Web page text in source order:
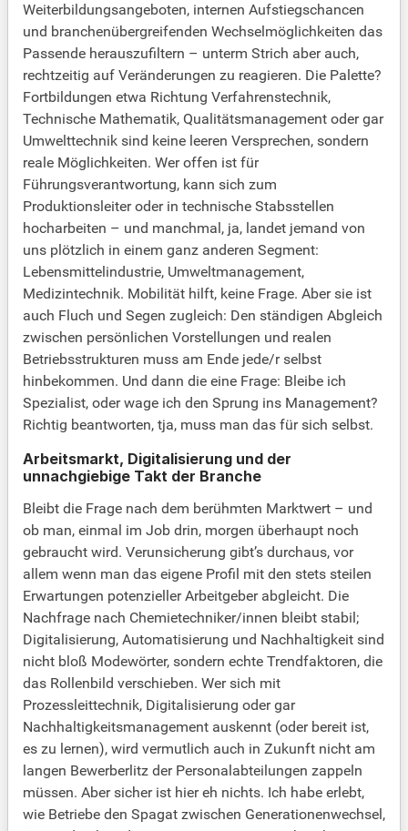
Weiterbildungsangeboten, internen Aufstiegschancen
und branchenübergreifenden Wechselmöglichkeiten das
Passende herauszufiltern – unterm Strich aber auch,
rechtzeitig auf Veränderungen zu reagieren. Die Palette?
Fortbildungen etwa Richtung Verfahrenstechnik,
Technische Mathematik, Qualitätsmanagement oder gar
Umwelttechnik sind keine leeren Versprechen, sondern
reale Möglichkeiten. Wer offen ist für
Führungsverantwortung, kann sich zum
Produktionsleiter oder in technische Stabsstellen
hocharbeiten – und manchmal, ja, landet jemand von
uns plötzlich in einem ganz anderen Segment:
Lebensmittelindustrie, Umweltmanagement,
Medizintechnik. Mobilität hilft, keine Frage. Aber sie ist
auch Fluch und Segen zugleich: Den ständigen Abgleich
zwischen persönlichen Vorstellungen und realen
Betriebsstrukturen muss am Ende jede/r selbst
hinbekommen. Und dann die eine Frage: Bleibe ich
Spezialist, oder wage ich den Sprung ins Management?
Richtig beantworten, tja, muss man das für sich selbst.
Arbeitsmarkt, Digitalisierung und der
unnachgiebige Takt der Branche
Bleibt die Frage nach dem berühmten Marktwert – und
ob man, einmal im Job drin, morgen überhaupt noch
gebraucht wird. Verunsicherung gibt’s durchaus, vor
allem wenn man das eigene Profil mit den stets steilen
Erwartungen potenzieller Arbeitgeber abgleicht. Die
Nachfrage nach Chemietechniker/innen bleibt stabil;
Digitalisierung, Automatisierung und Nachhaltigkeit sind
nicht bloß Modewörter, sondern echte Trendfaktoren, die
das Rollenbild verschieben. Wer sich mit
Prozessleittechnik, Digitalisierung oder gar
Nachhaltigkeitsmanagement auskennt (oder bereit ist,
es zu lernen), wird vermutlich auch in Zukunft nicht am
langen Bewerberlitz der Personalabteilungen zappeln
müssen. Aber sicher ist hier eh nichts. Ich habe erlebt,
wie Betriebe den Spagat zwischen Generationenwechsel,